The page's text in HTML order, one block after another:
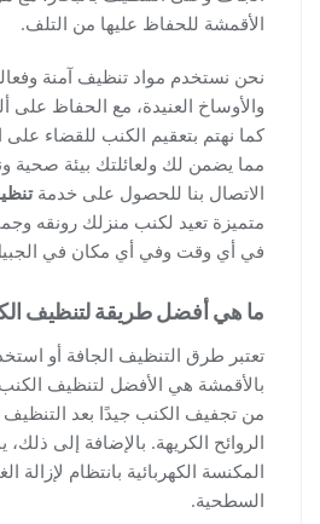
الأقمشة للحفاظ عليها من التلف.
نحن نستخدم مواد تنظيف آمنة
والأوساخ العنيدة، مع الحفاظ على
كما نهتم بتعقيم الكنب للقضاء على
مما يضمن لك ولعائلتك بيئة صحية
الاتصال بنا للحصول على خدمة
متميزة تعيد لكنب منزلك رونقه
في أي وقت وفي أي مكان في
ما هي أفضل طريقة لتنظيف
تعتبر طرق التنظيف الجافة أو
بالأقمشة هي الأفضل لتنظيف
من تجفيف الكنب جيدًا بعد
الروائح الكريهة. بالإضافة إلى
المكنسة الكهربائية بانتظام لإزالة
السطحية.